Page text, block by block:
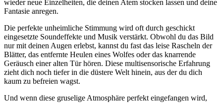
wieder neue Einzelheiten, die deinen Atem stocken lassen und deine
Fantasie anregen.
Die perfekte unheimliche Stimmung wird oft durch geschickt
eingesetzte Soundeffekte und Musik verstärkt. Obwohl du das Bild
nur mit deinen Augen erlebst, kannst du fast das leise Rascheln der
Blätter, das entfernte Heulen eines Wolfes oder das knarrende
Geräusch einer alten Tür hören. Diese multisensorische Erfahrung
zieht dich noch tiefer in die düstere Welt hinein, aus der du dich
kaum zu befreien wagst.
Und wenn diese gruselige Atmosphäre perfekt eingefangen wird,